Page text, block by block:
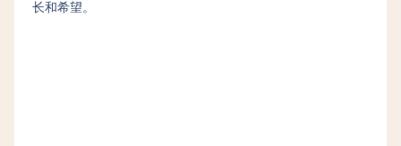
长和希望。